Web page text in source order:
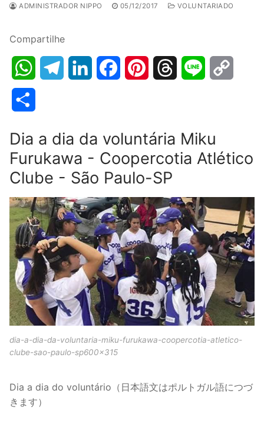
ADMINISTRADOR NIPPO 05/12/2017 VOLUNTARIADO
Compartilhe
WhatsAppTelegramLinkedInFacebookPinterestThreads Line
Dia a dia da voluntária Miku
Furukawa - Coopercotia Atlético
Clube - São Paulo-SP
dia-a-dia-da-voluntaria-miku-furukawa-coopercotia-atletico-
clube-sao-paulo-sp600x315
Dia a dia do voluntário（日本語文はポルトガル語につづ
きます）